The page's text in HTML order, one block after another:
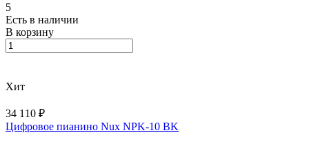
5
Есть в наличии
В корзину
Хит
34 110 ₽
Цифровое пианино Nux NPK-10 BK